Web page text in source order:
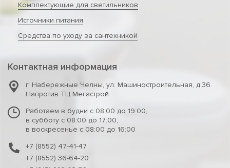
Комплектующие для светильников
Источники питания
Средства по уходу за сантехникой
Контактная информация
г. Набережные Челны, ул. Машиностроительная, д.36.
Напротив ТЦ Мегастрой
Работаем в будни с 08:00 до 19:00,
в субботу с 08:00 до 17:00,
в воскресенье с 08:00 до 16:00
+7 (8552) 47-41-47
+7 (8552) 36-64-20